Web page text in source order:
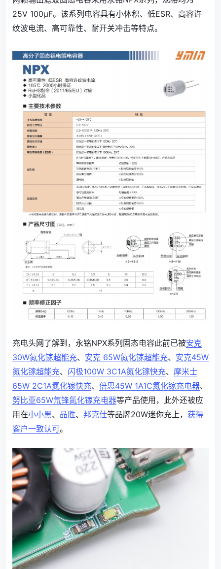
25V 100μF。该系列电容具有小体积、低ESR、高容许
纹波电流、高可靠性、耐开关冲击等特点。
充电头网了解到，永铭NPX系列固态电容此前已被安克
30W氮化镓超能充、 安克 65W氮化镓超能充、 安克45W
氮化镓超能充、 闪极100W 3C1A氮化镓快充、 摩米士
65W 2C1A氮化镓快充、 倍思45W 1A1C氮化镓充电器、
努比亚65W氘锋氮化镓充电器等产品使用，此外还被应
用在小小黑、 品胜、 邦克仕等品牌20W迷你充上， 获得
客户一致认可。